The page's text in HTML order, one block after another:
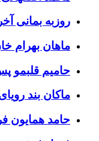
روزبه بمانی
ماهان بهرام
حامیم قلبمو
ماکان بند
حامد همایون